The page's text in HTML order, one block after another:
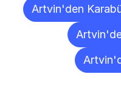
Artvin'den